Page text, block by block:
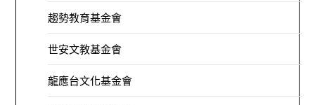
趨勢教育基金會
世安文教基金會
龍應台文化基金會